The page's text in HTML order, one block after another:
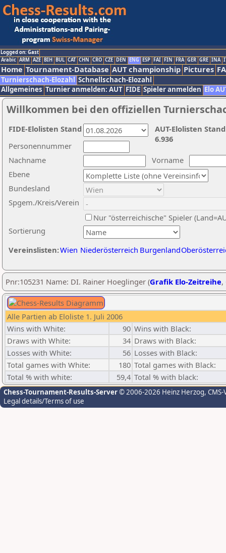
Logged on: Gast
Arabic ARM AZE BIH BUL CAT CHN CRO CZE DEN ENG ESP FAI FIN FRA GER GRE INA
Home Tournament-Database AUT championship Pictures
Turnierschach-Elozahl Schnellschach-Elozahl
Allgemeines Turnier anmelden: AUT FIDE Spieler anmelden Elo
Willkommen bei den offiziellen
Nachname
Vorname
Ebene
Sortierung
Personennummer
Bundesland
Spgem./Kreis/Verein
Nur "österreichische" Spieler
Vereinslisten:Wien Niederösterreich Burgenland
AUT-Elolisten
6.936
FIDE-Elolisten Stand
Pnr:105231 Name: DI. Rainer Hoeglinger (Grafik Elo-Zeitreihe,
Alle Partien ab Eloliste 1. Juli 2006
Wins with White:
90 Wins with Black:
Draws with White:
34 Draws with Black:
Losses with White:
56 Losses with Black:
Total games with White:
180 Total games with Black:
Total % with white:
59,4 Total % with black:
Chess-Tournament-Results-Server© 2006-2026 Heinz Herzog,
Legal details/Terms of use